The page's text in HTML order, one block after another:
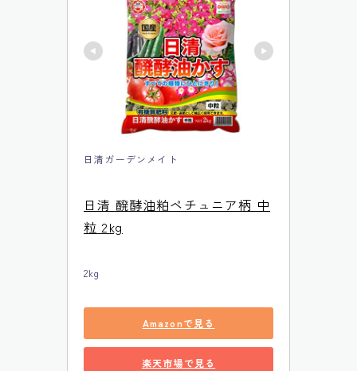
日清ガーデンメイト
日清 醗酵油粕ペチュニア柄 中
粒 2kg
2kg
Amazonで見る
楽天市場で見る